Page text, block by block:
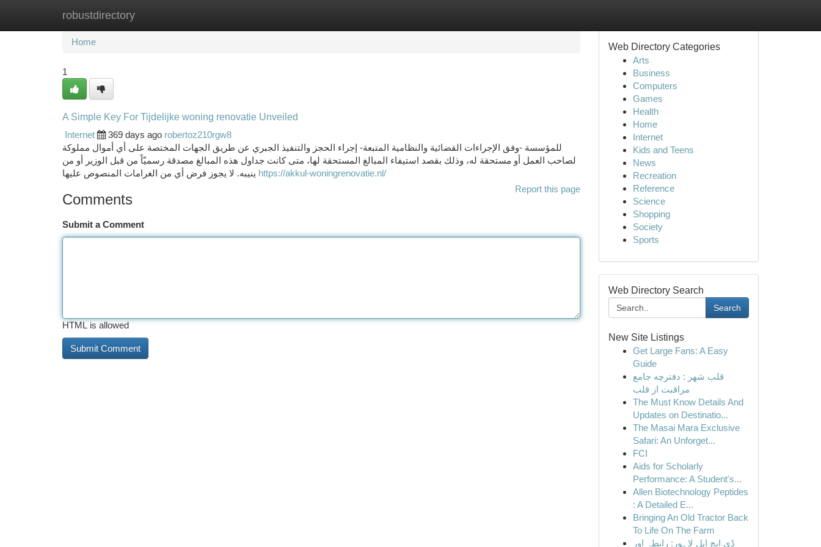
robustdirectory
Home New Site Listings
Home
1
A Simple Key For Tijdelijke woning renovatie Unveiled
Internet
369 days ago robertoz210rgw8
للمؤسسة -وفق الإجراءات القضائية والنظامية المتبعة- إجراء الحجز والتنفيذ الجبري عن طريق الجهات المختصة على أي أموال مملوكة
لصاحب العمل أو مستحقة له، وذلك بقصد استيفاء المبالغ المستحقة لها، متى كانت جداول هذه المبالغ مصدقة رسميّاً من قبل الوزير أو من
https://akkul-woningrenovatie.nl/
Report this page
Comments
Submit a Comment
HTML is allowed
Web Directory Categories
Arts
Business
Computers
Games
Health
Home
Internet
Kids and Teens
News
Recreation
Reference
Science
Shopping
Society
Sports
Web Directory Search
Search
New Site Listings
Get Large Fans: A Easy
Guide
قلب شهر : دفترچه جامع
مراقبت از قلب
The Must Know Details And
Updates on Destinatio...
The Masai Mara Exclusive
Safari: An Unforget...
FCI
Aids for Scholarly
Performance: A Student's...
Allen Biotechnology Peptides
: A Detailed E...
Bringing An Old Tractor Back
To Life On The Farm
ڈی ایچ ایل لاہور: رابطہ اور